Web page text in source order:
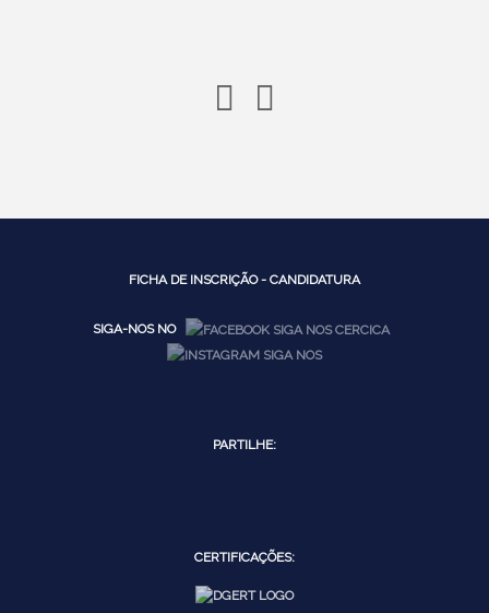
FICHA DE INSCRIÇÃO - CANDIDATURA
SIGA-NOS NO
PARTILHE:
CERTIFICAÇÕES: